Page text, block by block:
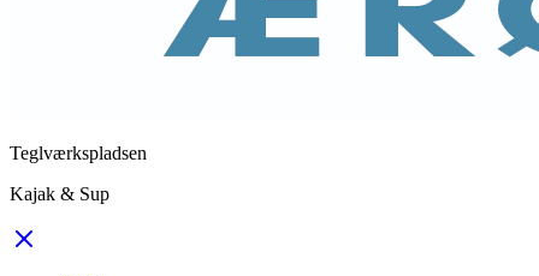
Teglværkspladsen
Kajak & Sup